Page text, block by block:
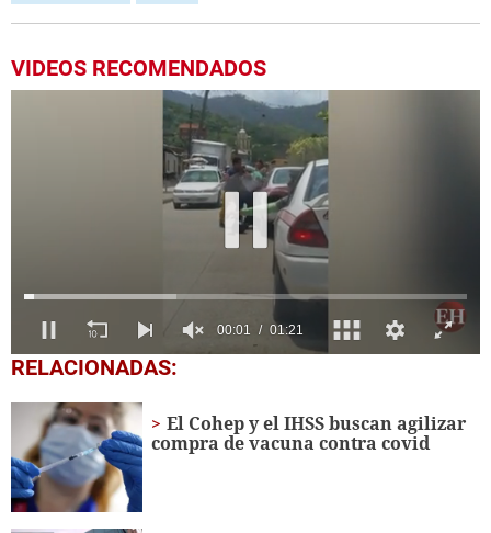
VIDEOS RECOMENDADOS
0
seconds
minute,
21
seconds
RELACIONADAS:
El Cohep y el IHSS buscan agilizar
compra de vacuna contra covid